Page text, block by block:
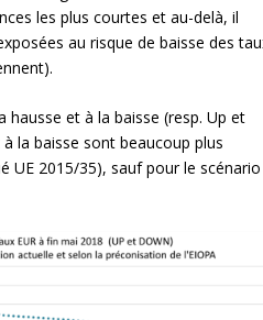
les plus courtes et au-delà, il
au risque de baisse des
hausse et à la baisse (resp. Up et
la baisse sont beaucoup plus
UE 2015/35), sauf pour le scénario